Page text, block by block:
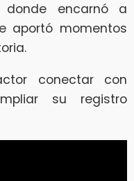
donde encarnó a
aportó momentos
conectar con
su registro